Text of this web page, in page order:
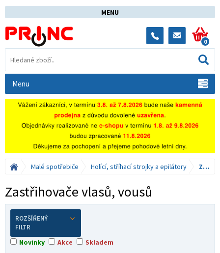
MENU
0
Menu
Malé spotřebiče Holící, stříhací strojky a epilátory Zastřihovače vlasů, vousů
Zastřihovače vlasů, vousů
ROZŠÍŘENÝ
FILTR
Novinky Akce Skladem